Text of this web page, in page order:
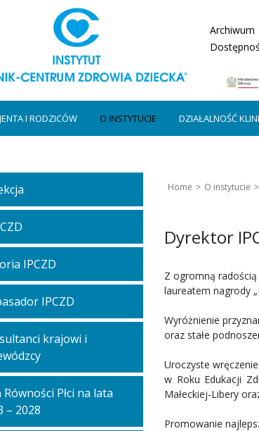
Archiwum
I RODZICÓW O INSTYTUCIE DZIAŁALNOŚĆ
IPCZD
IPCZD
krajowi i
Równości Płci na lata
– 2028
Home O instytucie
Dyrektor
Z ogromną
laureatem nagrody
Wyróżnienie
oraz stałe
Uroczyste
w Roku Edukacji
Małeckiej-Libery
Promowanie